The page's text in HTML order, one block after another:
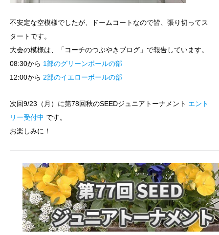
不安定な空模様でしたが、ドームコートなので皆、張り切ってス
タートです。
大会の模様は、「コーチのつぶやきブログ」で報告しています。
08:30から 1部のグリーンボールの部
12:00から 2部のイエローボールの部
次回9/23（月）に第78回秋のSEEDジュニアトーナメント エント
リー受付中 です。
お楽しみに！